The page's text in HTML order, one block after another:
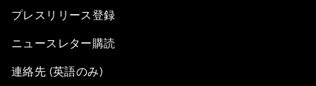
プレスリリース登録
ニュースレター購読
連絡先 (英語のみ)